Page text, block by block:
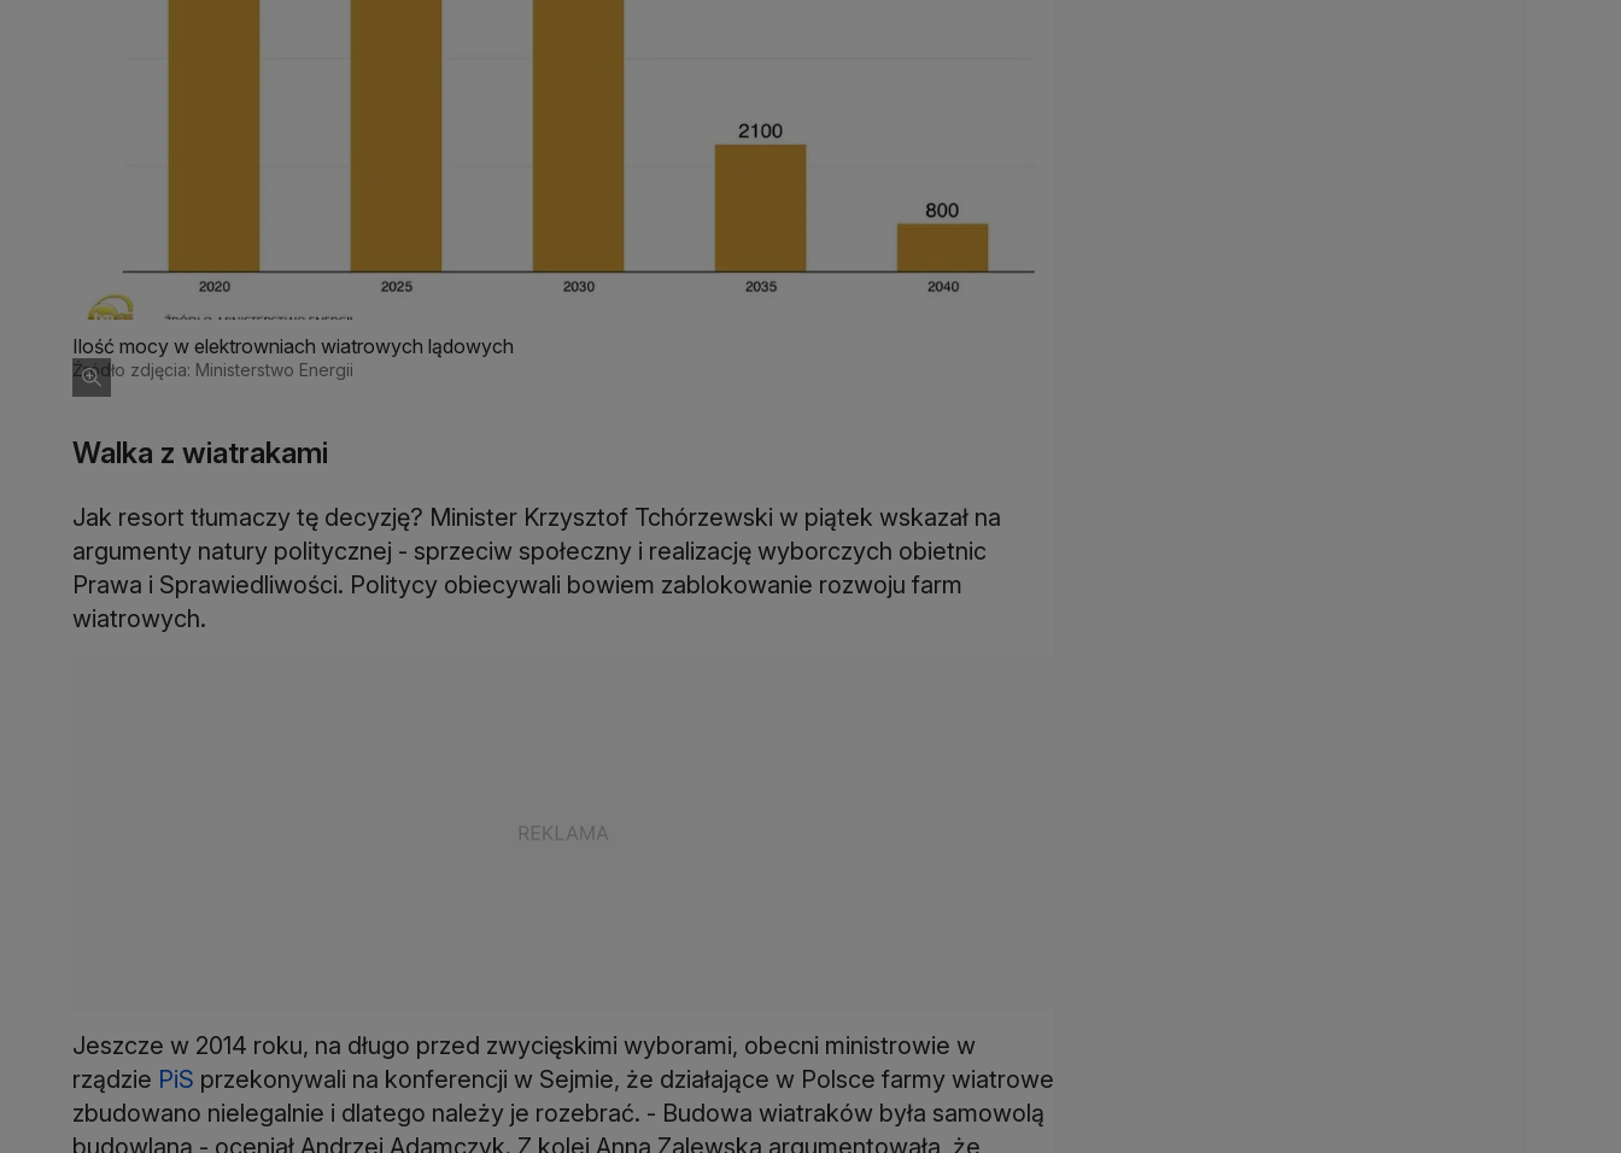
Ilość mocy w elektrowniach wiatrowych lądowych
Źródło zdjęcia: Ministerstwo Energii
Walka z wiatrakami
Jak resort tłumaczy tę decyzję? Minister Krzysztof Tchórzewski w piątek wskazał na
argumenty natury politycznej - sprzeciw społeczny i realizację wyborczych obietnic
Prawa i Sprawiedliwości. Politycy obiecywali bowiem zablokowanie rozwoju farm
wiatrowych.
Jeszcze w 2014 roku, na długo przed zwycięskimi wyborami, obecni ministrowie w
rządzie PiS przekonywali na konferencji w Sejmie, że działające w Polsce farmy wiatrowe
zbudowano nielegalnie i dlatego należy je rozebrać. - Budowa wiatraków była samowolą
budowlaną - oceniał Andrzej Adamczyk. Z kolei Anna Zalewska argumentowała, że